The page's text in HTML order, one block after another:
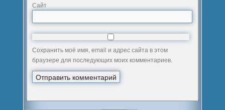
Сайт
Сохранить моё имя, email и адрес сайта в этом
браузере для последующих моих комментариев.